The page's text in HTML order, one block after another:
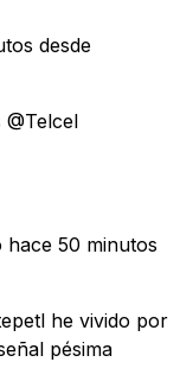
desde
hace 50 minutos
he vivido por
pésima